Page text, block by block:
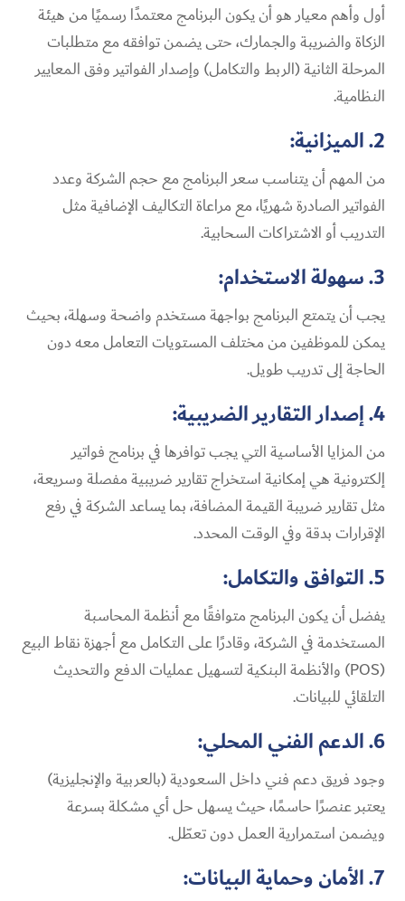
أول وأهم معيار هو أن يكون البرنامج معتمدًا رسميًا من هيئة
الزكاة والضريبة والجمارك، حتى يضمن توافقه مع متطلبات
المرحلة الثانية (الربط والتكامل) وإصدار الفواتير وفق المعايير
النظامية.
2. الميزانية:
من المهم أن يتناسب سعر البرنامج مع حجم الشركة وعدد
الفواتير الصادرة شهريًا، مع مراعاة التكاليف الإضافية مثل
التدريب أو الاشتراكات السحابية.
3. سهولة الاستخدام:
يجب أن يتمتع البرنامج بواجهة مستخدم واضحة وسهلة، بحيث
يمكن للموظفين من مختلف المستويات التعامل معه دون
الحاجة إلى تدريب طويل.
4. إصدار التقارير الضريبية:
من المزايا الأساسية التي يجب توافرها في برنامج فواتير
إلكترونية هي إمكانية استخراج تقارير ضريبية مفصلة وسريعة،
مثل تقارير ضريبة القيمة المضافة، بما يساعد الشركة في رفع
الإقرارات بدقة وفي الوقت المحدد.
5. التوافق والتكامل:
يفضل أن يكون البرنامج متوافقًا مع أنظمة المحاسبة
المستخدمة في الشركة، وقادرًا على التكامل مع أجهزة نقاط البيع
(POS) والأنظمة البنكية لتسهيل عمليات الدفع والتحديث
التلقائي للبيانات.
6. الدعم الفني المحلي:
وجود فريق دعم فني داخل السعودية (بالعربية والإنجليزية)
يعتبر عنصرًا حاسمًا، حيث يسهل حل أي مشكلة بسرعة
ويضمن استمرارية العمل دون تعطّل.
7. الأمان وحماية البيانات: